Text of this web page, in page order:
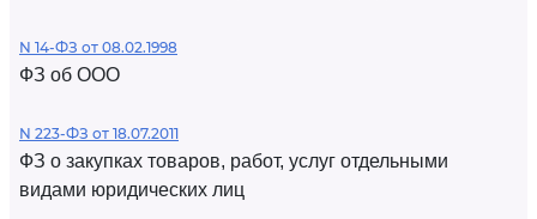
N 14-ФЗ от 08.02.1998
ФЗ об ООО
N 223-ФЗ от 18.07.2011
ФЗ о закупках товаров, работ, услуг отдельными
видами юридических лиц